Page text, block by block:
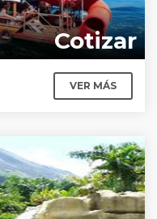
Cotizar
VER MÁS